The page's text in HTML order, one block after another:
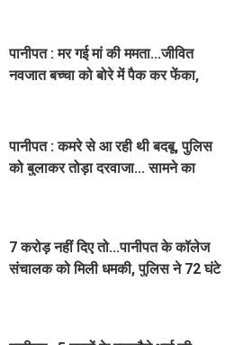
पानीपत : मर गई मां की ममता...जीवित
नवजात बच्चा को बोरे में पैक कर फेंका,
पानीपत : कमरे से आ रही थी बदबू, पुलिस
को बुलाकर तोड़ा दरवाजा... सामने का
7 करोड़ नहीं दिए तो...पानीपत के कॉलेज
संचालक को मिली धमकी, पुलिस ने 72 घंटे